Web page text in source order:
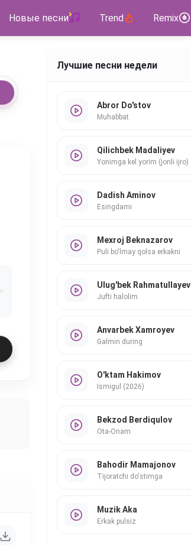
Новые песни Trend Remix
Лучшие песни недели
Abror Do'stov
Muhabbat
Qilichbek Madaliyev
Yonimga kel yorim (jonli ijro)
Dadish Aminov
Esingdami
Mexroj Beknazarov
Puli bo'lmay qolsa erkakni
Ulug'bek Rahmatullayev
Jufti halolim
Anvarbek Xamroyev
Galmin during
O'ktam Hakimov
Ismigul (2026)
Bekzod Berdiqulov
Ota-Onam
Bahodir Mamajonov
Tijoratchi do'stimga
Muzik Aka
Erkak pulsiz